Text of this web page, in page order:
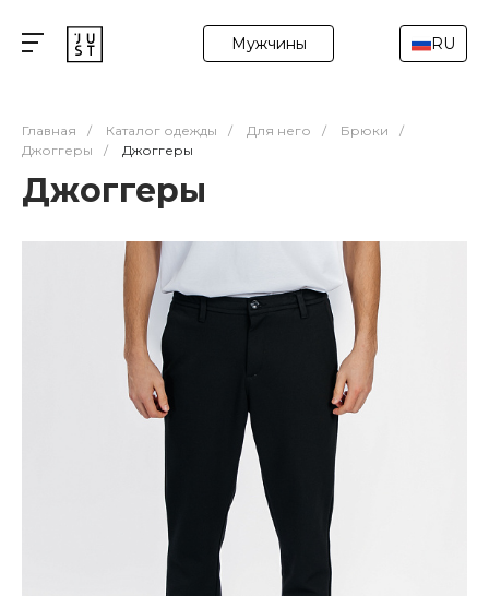
Мужчины RU
Главная / Каталог одежды / Для него / Брюки
/
Джоггеры
/ Джоггеры
Джоггеры